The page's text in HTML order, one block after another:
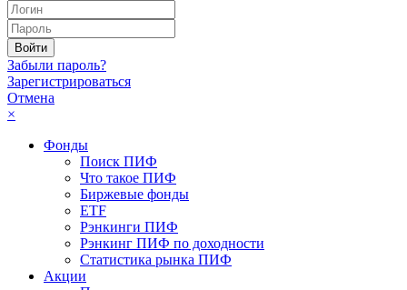
Забыли пароль?
Зарегистрироваться
Отмена
×
Фонды
Поиск ПИФ
Что такое ПИФ
Биржевые фонды
ETF
Рэнкинги ПИФ
Рэнкинг ПИФ по доходности
Статистика рынка ПИФ
Акции